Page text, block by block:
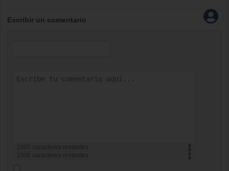
Escribir un comentario
caracteres restantes
caracteres restantes